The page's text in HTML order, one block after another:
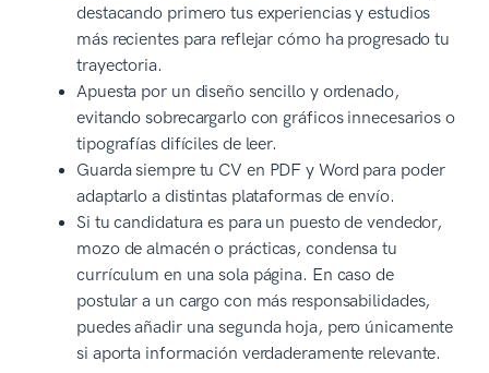
destacando primero tus experiencias y estudios
más recientes para reflejar cómo ha progresado tu
trayectoria.
Apuesta por un diseño sencillo y ordenado,
evitando sobrecargarlo con gráficos innecesarios o
tipografías difíciles de leer.
Guarda siempre tu CV en PDF y Word para poder
adaptarlo a distintas plataformas de envío.
Si tu candidatura es para un puesto de vendedor,
mozo de almacén o prácticas, condensa tu
currículum en una sola página. En caso de
postular a un cargo con más responsabilidades,
puedes añadir una segunda hoja, pero únicamente
si aporta información verdaderamente relevante.